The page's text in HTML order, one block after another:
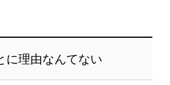
に理由なんてない